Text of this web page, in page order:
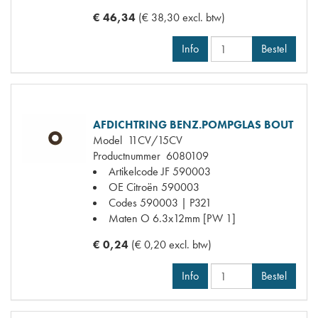
€ 46,34 (€ 38,30 excl. btw)
Info Bestel
AFDICHTRING BENZ.POMPGLAS BOUT
Model 11CV/15CV
Productnummer 6080109
Artikelcode JF590003
OE Citroën 590003
Codes590003 | P321
Maten O 6.3x12mm [PW 1]
€ 0,24 (€ 0,20 excl. btw)
Info Bestel